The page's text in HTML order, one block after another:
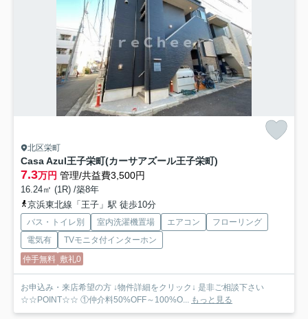
北区栄町
Casa Azul王子栄町(カーサアズール王子栄町)
7.3万円 管理/共益費3,500円
16.24㎡ (1R) /築8年
京浜東北線「王子」駅 徒歩10分
バス・トイレ別 室内洗濯機置場 エアコン
フローリング
電気有
TVモニタ付インターホン
仲手無料 敷礼0
お申込み・来店希望の方 ↓物件詳細をクリック↓ 是非ご相談下さい
☆☆POINT☆☆ ①仲介料50%OFF～100%O... もっと見る